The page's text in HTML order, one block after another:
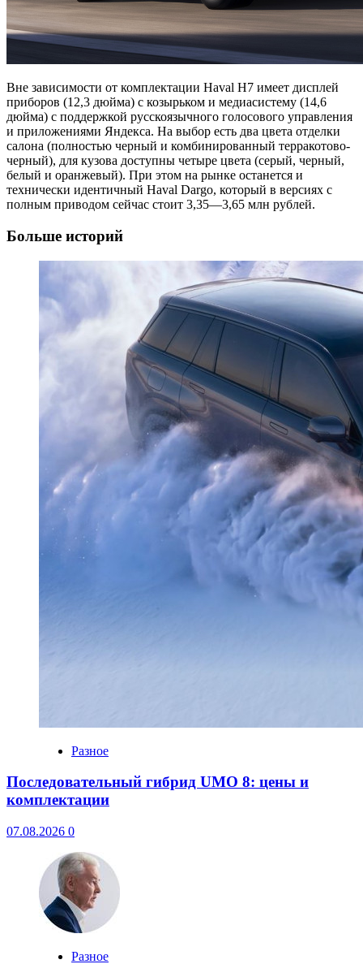
Вне зависимости от комплектации Haval H7 имеет дисплей
приборов (12,3 дюйма) с козырьком и медиасистему (14,6
дюйма) с поддержкой русскоязычного голосового управления
и приложениями Яндекса. На выбор есть два цвета отделки
салона (полностью черный и комбинированный терракотово-
черный), для кузова доступны четыре цвета (серый, черный,
белый и оранжевый). При этом на рынке останется и
технически идентичный Haval Dargo, который в версиях с
полным приводом сейчас стоит 3,35—3,65 млн рублей.
Больше историй
Разное
Последовательный гибрид UMO 8: цены и
комплектации
07.08.2026 0
Разное